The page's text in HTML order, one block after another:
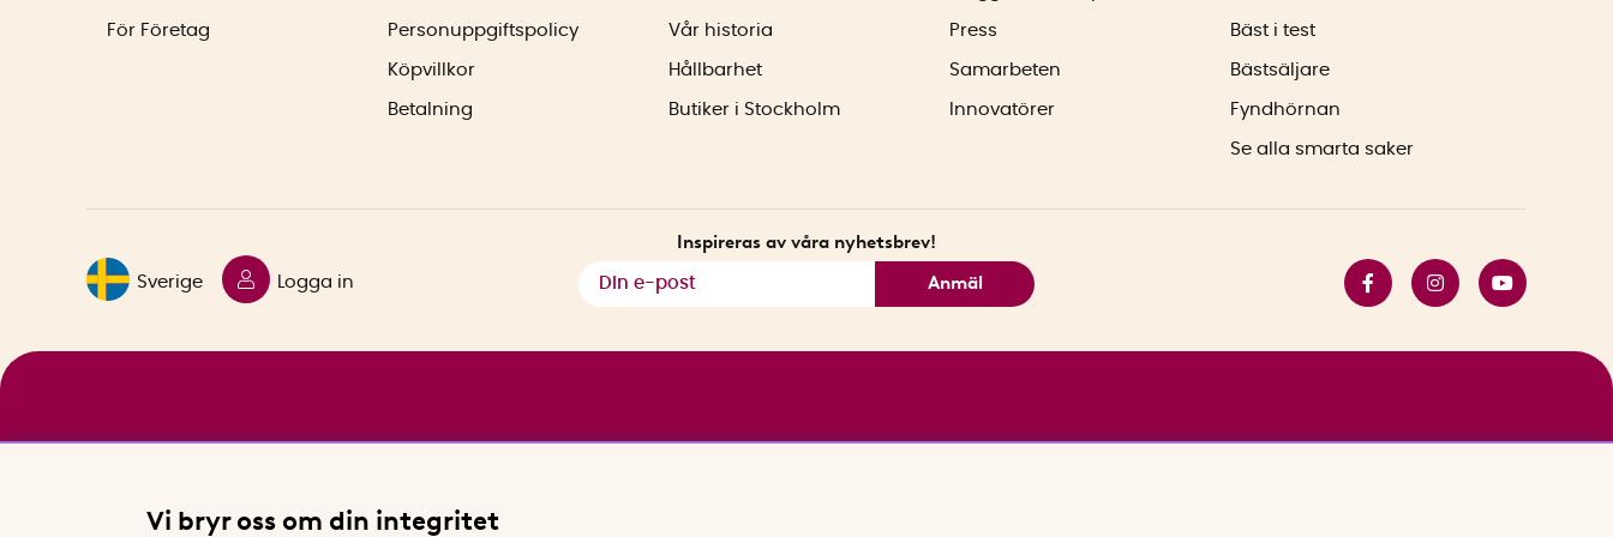
För Företag Personuppgiftspolicy
Köpvillkor
Betalning
Vår historia
Hållbarhet
Butiker i Stockholm
Press
Samarbeten
Innovatörer
Bäst i test
Bästsäljare
Fyndhörnan
Se alla smarta saker
Sverige Logga in
Inspireras av våra nyhetsbrev!
Anmäl
Vi bryr oss om din integritet